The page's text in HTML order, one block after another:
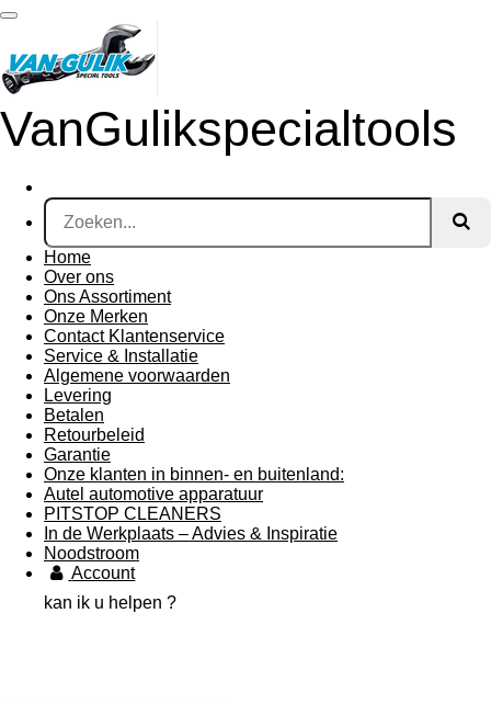
Ga
naar
de
hoofdinhoud
VanGulikspecialtools
Home
Over ons
Ons Assortiment
Onze Merken
Contact Klantenservice
Service & Installatie
Algemene voorwaarden
Levering
Betalen
Retourbeleid
Garantie
Onze klanten in binnen- en buitenland:
Autel automotive apparatuur
PITSTOP CLEANERS
In de Werkplaats – Advies & Inspiratie
Noodstroom
Account
kan ik u helpen ?